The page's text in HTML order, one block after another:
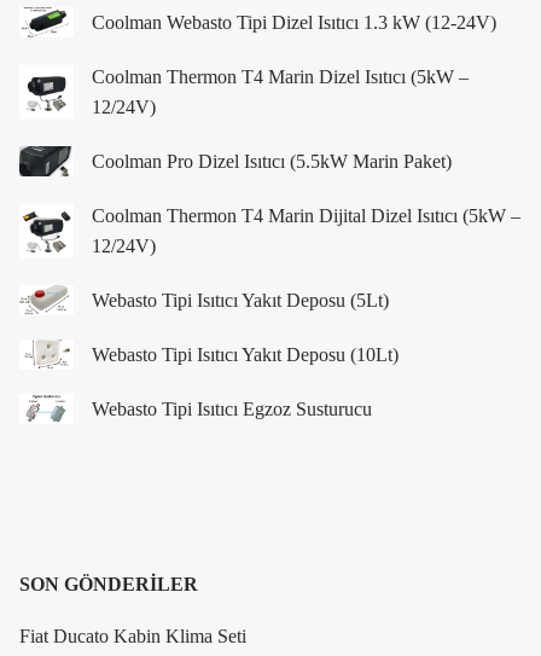
Coolman Webasto Tipi Dizel Isıtıcı 1.3 kW (12-24V)
Coolman Thermon T4 Marin Dizel Isıtıcı (5kW –
12/24V)
Coolman Pro Dizel Isıtıcı (5.5kW Marin Paket)
Coolman Thermon T4 Marin Dijital Dizel Isıtıcı (5kW –
12/24V)
Webasto Tipi Isıtıcı Yakıt Deposu (5Lt)
Webasto Tipi Isıtıcı Yakıt Deposu (10Lt)
Webasto Tipi Isıtıcı Egzoz Susturucu
SON GÖNDERILER
Fiat Ducato Kabin Klima Seti